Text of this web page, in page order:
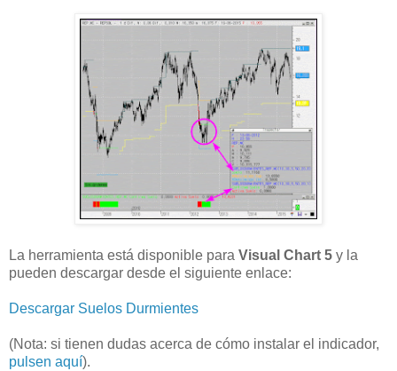
La herramienta está disponible para Visual Chart 5 y la
pueden descargar desde el siguiente enlace:
Descargar Suelos Durmientes
(Nota: si tienen dudas acerca de cómo instalar el indicador,
pulsen aquí).